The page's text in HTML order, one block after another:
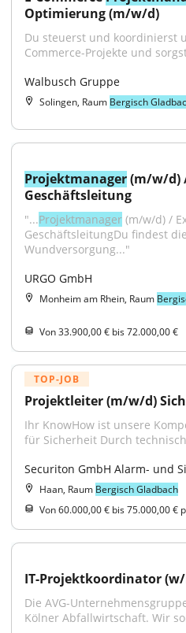
Optimierung (m/w/d)
Du steuerst und koordinierst
Commerce-Projekte und
Walbusch Gruppe
Solingen, Raum Bergisch
Projektmanager (m/w/d)
Geschäftsleitung
"...Projektmanager (m/w/d) /
GeschäftsleitungDu findest
Wundversorgung..."
URGO GmbH
Monheim am Rhein, Raum
Von 33.900,00 € bis 72.000,00 €
TOP-JOB
Projektleiter (m/w/d)
Ihr KnowHow ist unsere
für Sicherheit Durch
Securiton GmbH Alarm- und
Haan, Raum Bergisch Gladbach
Von 60.000,00 € bis 75.000,00 €
IT-Projektkoordinator
Die AVG-
Kölner Abfallwirtschaft. Wir